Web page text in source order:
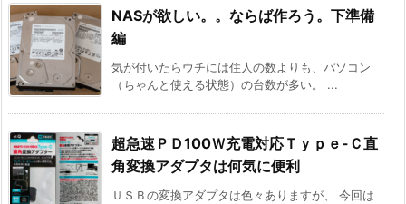
NASが欲しい。。ならば作ろう。下準備
編
気が付いたらウチには住人の数よりも、パソコン
（ちゃんと使える状態）の台数が多い。 ...
超急速ＰＤ100Ｗ充電対応Ｔｙｐｅ-Ｃ直
角変換アダプタは何気に便利
ＵＳＢの変換アダプタは色々ありますが、 今回は